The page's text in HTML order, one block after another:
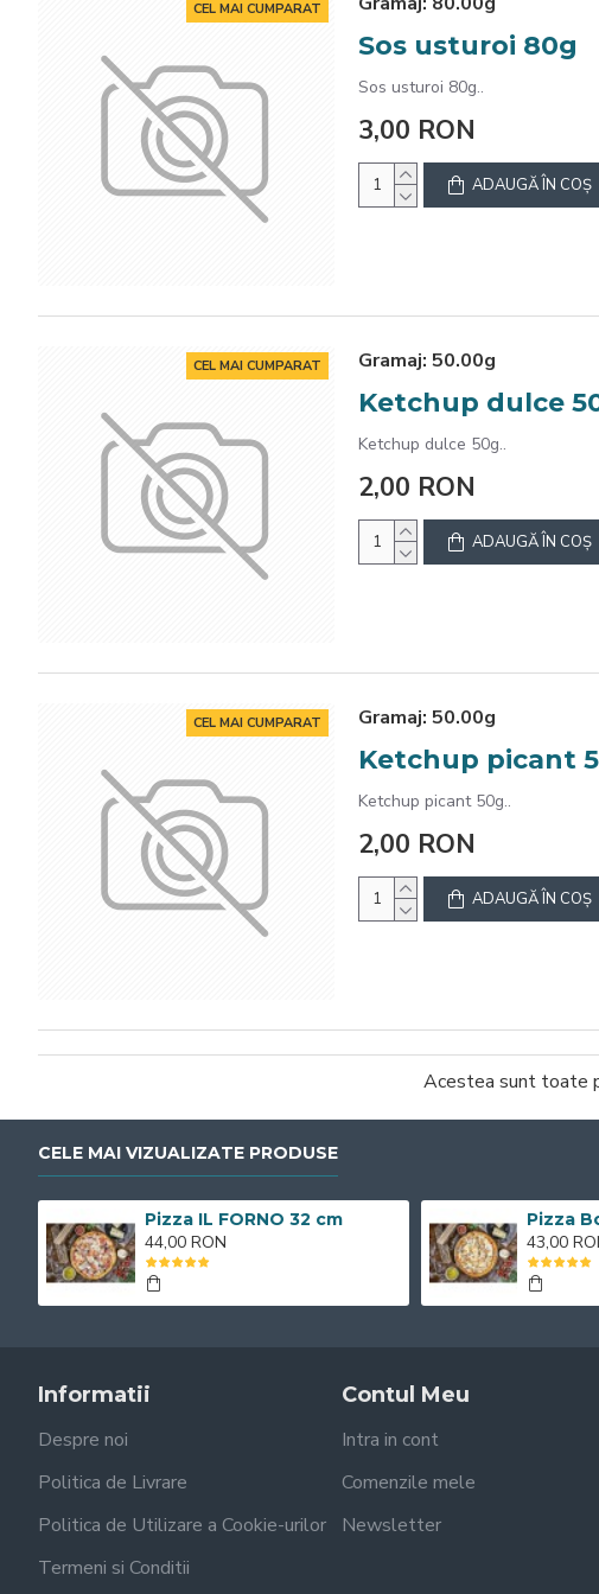
CEL MAI CUMPARAT
Sos usturoi 80g
Sos usturoi 80g..
3,00 RON
ADAUGĂ ÎN COŞ
CEL MAI CUMPARAT Gramaj: 50.00g
Ketchup dulce
Ketchup dulce 50g..
2,00 RON
ADAUGĂ ÎN COŞ
CEL MAI CUMPARAT Gramaj: 50.00g
Ketchup picant
Ketchup picant 50g..
2,00 RON
ADAUGĂ ÎN COŞ
Acestea sunt toate
CELE MAI VIZUALIZATE PRODUSE
Pizza IL FORNO 32 cm
44,00 RON
Pizza
43,00
Informatii
Despre noi
Politica de Livrare
Politica de Utilizare a Cookie-urilor
Termeni si Conditii
Contul Meu
Intra in cont
Comenzile mele
Newsletter